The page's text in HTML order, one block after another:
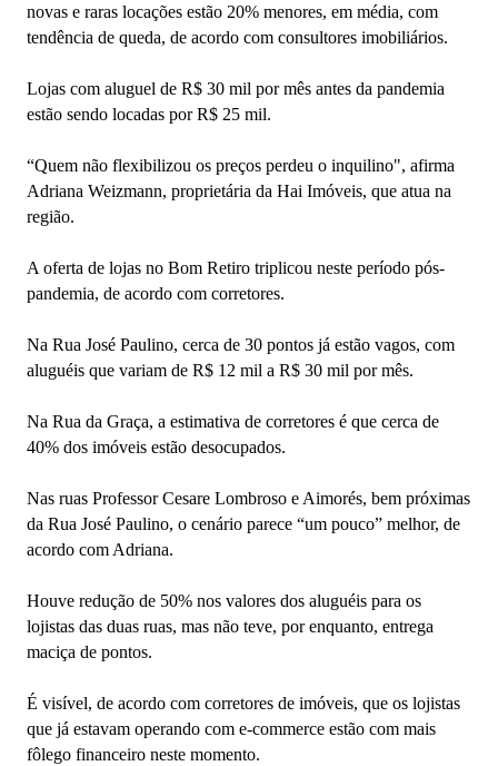
novas e raras locações estão 20% menores, em média, com
tendência de queda, de acordo com consultores imobiliários.
Lojas com aluguel de R$ 30 mil por mês antes da pandemia
estão sendo locadas por R$ 25 mil.
“Quem não flexibilizou os preços perdeu o inquilino", afirma
Adriana Weizmann, proprietária da Hai Imóveis, que atua na
região.
A oferta de lojas no Bom Retiro triplicou neste período pós-
pandemia, de acordo com corretores.
Na Rua José Paulino, cerca de 30 pontos já estão vagos, com
aluguéis que variam de R$ 12 mil a R$ 30 mil por mês.
Na Rua da Graça, a estimativa de corretores é que cerca de
40% dos imóveis estão desocupados.
Nas ruas Professor Cesare Lombroso e Aimorés, bem próximas
da Rua José Paulino, o cenário parece “um pouco” melhor, de
acordo com Adriana.
Houve redução de 50% nos valores dos aluguéis para os
lojistas das duas ruas, mas não teve, por enquanto, entrega
maciça de pontos.
É visível, de acordo com corretores de imóveis, que os lojistas
que já estavam operando com e-commerce estão com mais
fôlego financeiro neste momento.